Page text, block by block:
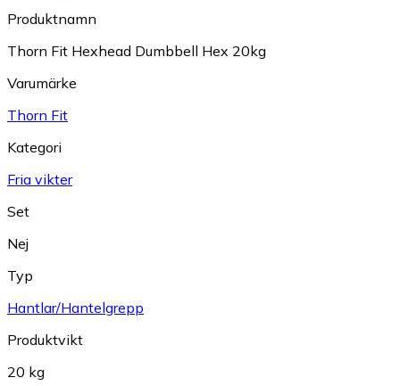
Produktnamn
Thorn Fit Hexhead Dumbbell Hex 20kg
Varumärke
Thorn Fit
Kategori
Fria vikter
Set
Nej
Typ
Hantlar/Hantelgrepp
Produktvikt
20 kg